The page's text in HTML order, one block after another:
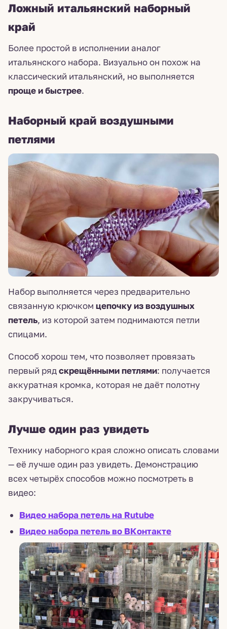
Ложный итальянский наборный
край
Более простой в исполнении аналог
итальянского набора. Визуально он похож на
классический итальянский, но выполняется
проще и быстрее.
Наборный край воздушными
петлями
Набор выполняется через предварительно
связанную крючком цепочку из воздушных
петель, из которой затем поднимаются петли
спицами.
Способ хорош тем, что позволяет провязать
первый рядскрещёнными петлями: получается
аккуратная кромка, которая не даёт полотну
закручиваться.
Лучше один раз увидеть
Технику наборного края сложно описать словами
— её лучше один раз увидеть. Демонстрацию
всех четырёх способов можно посмотреть в
видео:
Видео набора петель на Rutube
Видео набора петель во ВКонтакте